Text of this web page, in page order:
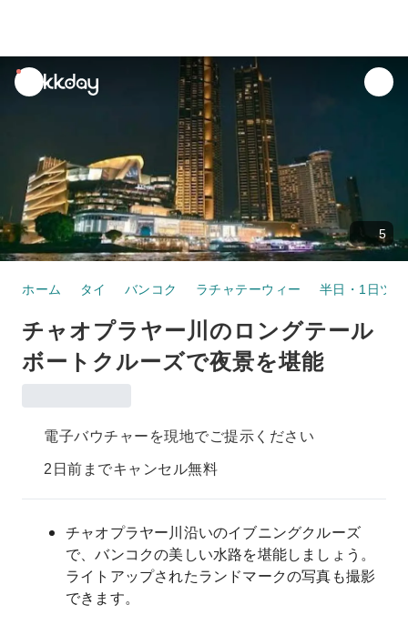
unread
notifications
5
ホーム タイ バンコク ラチャテーウィー 半日・1日ツ
チャオプラヤー川のロングテール
ボートクルーズで夜景を堪能
電子バウチャーを現地でご提示ください
2日前までキャンセル無料
チャオプラヤー川沿いのイブニングクルーズ
で、バンコクの美しい水路を堪能しましょう。
ライトアップされたランドマークの写真も撮影
できます。